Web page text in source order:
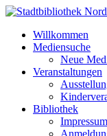
Willkommen
Mediensuche
Neue
Veranstaltungen
Bibliothek
Impressum